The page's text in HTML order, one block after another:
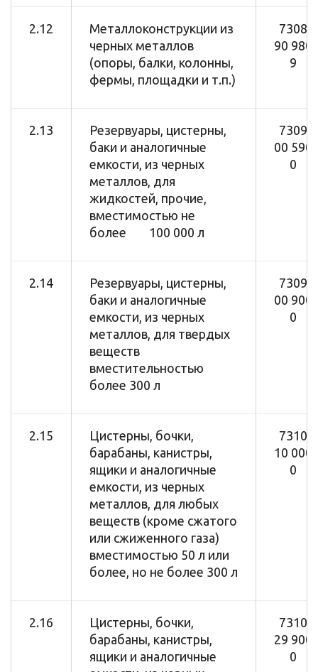
2.12
Металлоконструкции из
черных металлов
(опоры, балки, колонны,
фермы, площадки и т.п.)
7308
90 980
9
2.13
Резервуары, цистерны,
баки и аналогичные
емкости, из черных
металлов, для
жидкостей, прочие,
вместимостью не
более 100 000 л
7309
00 590
0
2.14
Резервуары, цистерны,
баки и аналогичные
емкости, из черных
металлов, для твердых
веществ
вместительностью
более 300 л
7309
00 900
0
2.15
Цистерны, бочки,
барабаны, канистры,
ящики и аналогичные
емкости, из черных
металлов, для любых
веществ (кроме сжатого
или сжиженного газа)
вместимостью 50 л или
более, но не более 300 л
7310
10 000
0
2.16
Цистерны, бочки,
барабаны, канистры,
ящики и аналогичные
7310
29 900
0